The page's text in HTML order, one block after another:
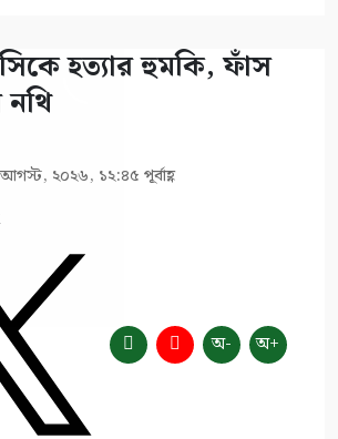
হত্যার হুমকি, ফাঁস
২০২৬, ১২:৪৫ পূর্বাহ্ণ
অ- অ+